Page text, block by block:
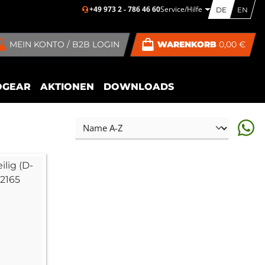
+49 973 2 - 786 46 60Service/Hilfe DE EN
MEIN KONTO / B2B LOGIN WARENKORB 0,00 €
AKTIONEN DOWNLOADS